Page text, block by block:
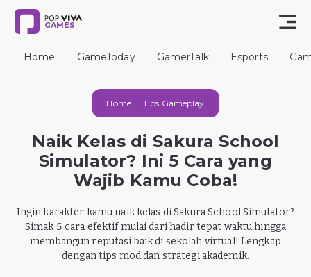
GAMES
Home GameToday GamerTalk Esports
Home Tips Gameplay
Naik Kelas di Sakura School
Simulator? Ini 5 Cara yang
Wajib Kamu Coba!
Ingin karakter kamu naik kelas di Sakura School Simulator?
Simak 5 cara efektif mulai dari hadir tepat waktu hingga
membangun reputasi baik di sekolah virtual! Lengkap
dengan tips mod dan strategi akademik.